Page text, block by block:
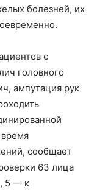
болезней, их
с
головного
ампутация рук
сообщает
63 лица
5 — к